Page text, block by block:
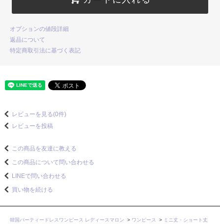
オプションの値段詳細
返品について
特定商取引法に基づく表記
レビューを見る(0件)
レビューを投稿
この商品を友達に教える
この商品について問い合わせる
LINEで問い合わせる
買い物を続ける
韓国パーティードレスワンピース レディースマロン > ワンピース > ミニ丈・ショート丈